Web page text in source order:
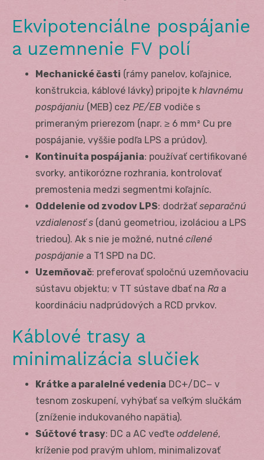
Ekvipotenciálne pospájanie
a uzemnenie FV polí
Mechanické časti (rámy panelov, koľajnice,
konštrukcia, káblové lávky) pripojte k hlavnému
pospájaniu (MEB) cez PE/EB vodiče s
primeraným prierezom (napr. ≥ 6 mm² Cu pre
pospájanie, vyššie podľa LPS a prúdov).
Kontinuita pospájania: používať certifikované
svorky, antikorózne rozhrania, kontrolovať
premostenia medzi segmentmi koľajníc.
Oddelenie od zvodov LPS: dodržaťseparačnú
vzdialenosť s (danú geometriou, izoláciou a LPS
triedou). Ak s nie je možné, nutné cílené
pospájanie a T1 SPD na DC.
Uzemňovač: preferovať spoločnú uzemňovaciu
sústavu objektu; v TT sústave dbať na Ra a
koordináciu nadprúdových a RCD prvkov.
Káblové trasy a
minimalizácia slučiek
Krátke a paralelné vedenia DC+/DC− v
tesnom zoskupení, vyhýbať sa veľkým slučkám
(zníženie indukovaného napätia).
Súčtové trasy: DC a AC veďte oddelené,
kríženie pod pravým uhlom, minimalizovať